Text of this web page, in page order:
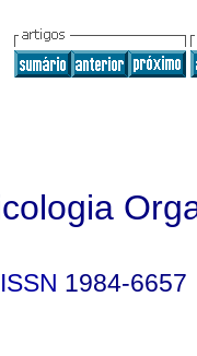
ISSN 1984-6657